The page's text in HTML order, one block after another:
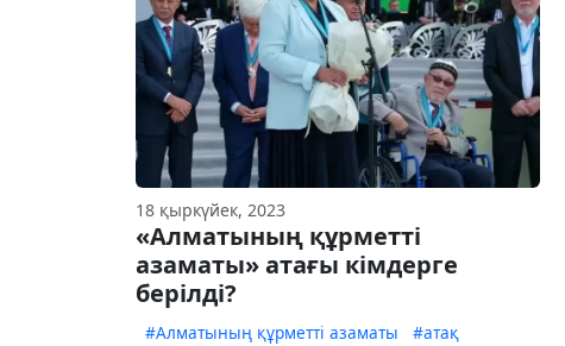
18 қыркүйек, 2023
«Алматының құрметті
азаматы» атағы кімдерге
берілді?
#Алматының құрметті азаматы #атақ